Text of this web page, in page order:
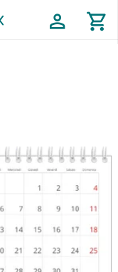
profile shopping_cart